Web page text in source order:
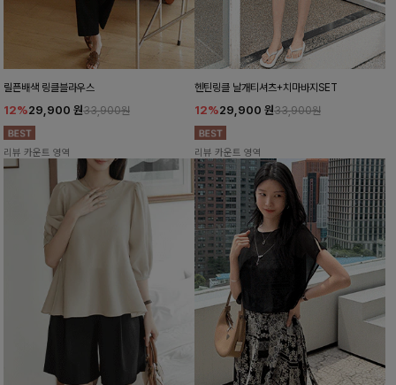
릴픈배색 링클블라우스
12%29,900 원33,900원
리뷰 카운트 영역
헨틴링클 날개티셔츠+치마바지SET
12%29,900 원33,900원
리뷰 카운트 영역